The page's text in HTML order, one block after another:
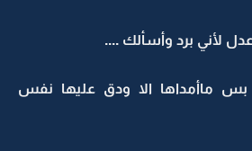
لأني برد وأسألك ....
ماأمداها الا ودق عليها نفس